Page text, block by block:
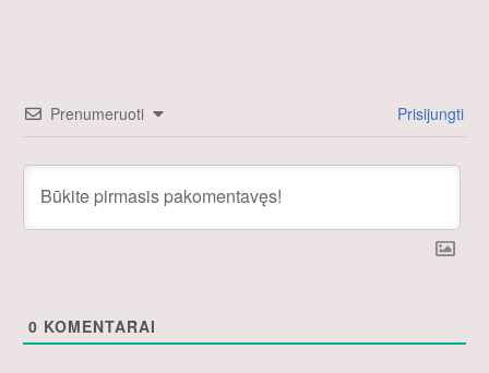
Prenumeruoti Prisijungti
0 KOMENTARAI